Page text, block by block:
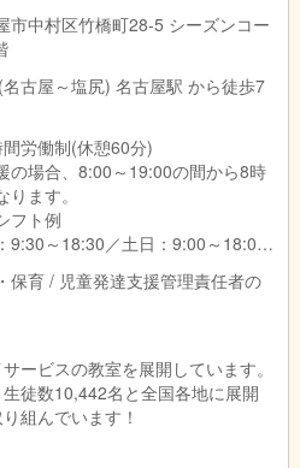
ます。
月あり。
に変更はありません。
市中村区竹橋町28-5 シーズンコー
古屋～塩尻) 名古屋駅 から徒歩7
労働制(休憩60分)
の場合、8:00～19:00の間から8時
ます。
フト例
9:30～18:30／土日：9:00～18:00
保育 / 児童発達支援管理責任者の
ービスの教室を展開しています。
徒数10,442名と全国各地に展開
組んでいます！